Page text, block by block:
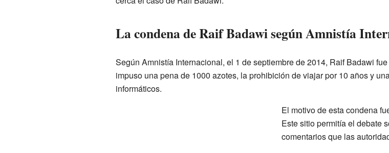
La condena de Raif Badawi según Amnistía
Según Amnistía Internacional, el 1 de septiembre de 2014, Raif Badawi
impuso una pena de 1000 azotes, la prohibición de viajar por 10 años y
informáticos.
El motivo de esta condena
Este sitio permitía el debate
comentarios que las